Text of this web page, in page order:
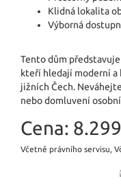
Klidná lokalita
Výborná
Tento dům
kteří hledají moderní
jižních Čech.
nebo domluvení
Cena:
Včetně právního servisu,